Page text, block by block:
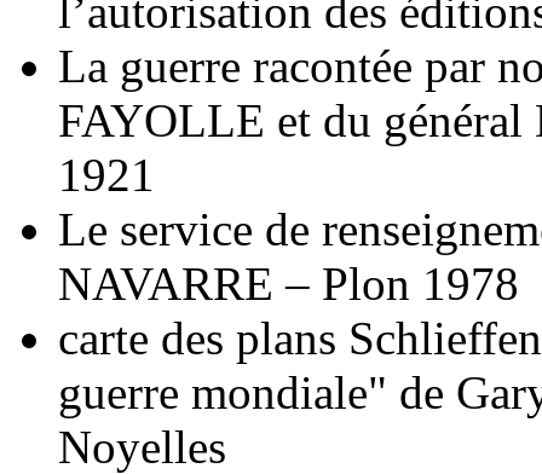
l’autorisation des
La guerre racontée par
FAYOLLE et du
1921
Le service de
NAVARRE – Plon 1978
carte des plans
guerre mondiale" de
Noyelles